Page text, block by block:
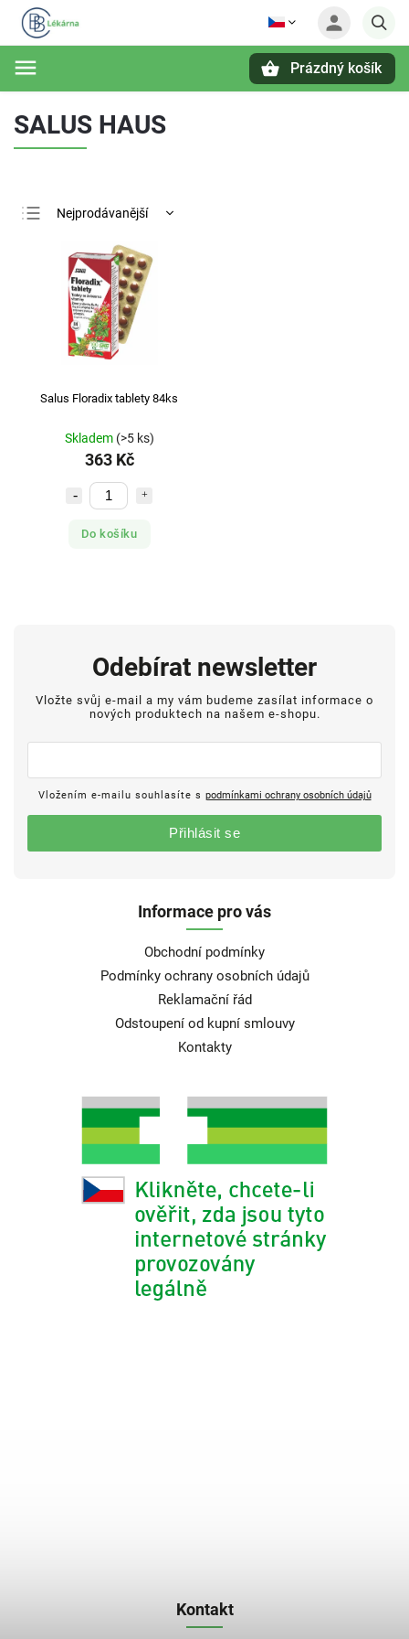
Prázdný košík
SALUS HAUS
Nejprodávanější
Nejlevnější
Nejdražší
Abecedně
Salus Floradix tablety 84ks
Skladem (>5 ks)
363 Kč
Do košíku
Informace pro vás
Obchodní podmínky
Podmínky ochrany osobních údajů
Reklamační řád
Odstoupení od kupní smlouvy
Kontakty
Odebírat newsletter
Vložte svůj e-mail a my vám budeme zasílat informace o
nových produktech na našem e-shopu.
Vložením e-mailu souhlasíte s podmínkami ochrany osobních údajů
Přihlásit se
Kontakt